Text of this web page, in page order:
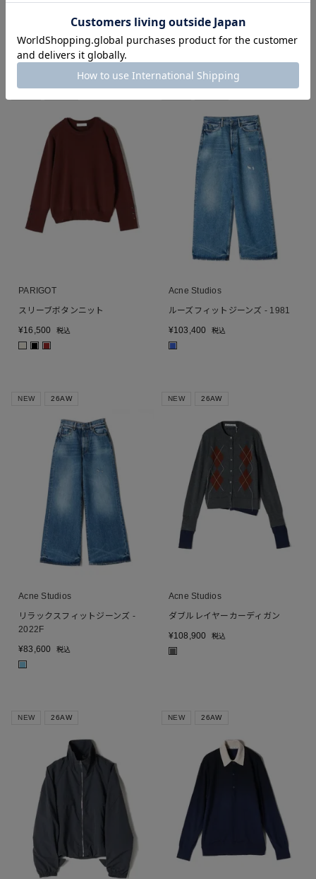
MAXI SHIRT DRESS
■ ■ ■
カットロングスリーブワンピース
¥22,000 税込
■ ■
PARIGOT
スリーブボタンニット
¥16,500 税込
■ ■
Acne Studios
ルーズフィットジーンズ - 1981
¥103,400 税込
■
NEW 26AW
Acne Studios
リラックスフィットジーンズ -
2022F
¥83,600 税込
■
NEW 26AW
Acne Studios
ダブルレイヤーカーディガン
¥108,900 税込
■
NEW 26AW NEW 26AW